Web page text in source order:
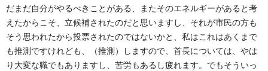
だまだ自分がやるべきことがある、またそのエネルギーがあると考
えたからこそ、立候補されたのだと思いますし、それが市民の方も
そう思われたから投票されたのではないかと、私はこれはあくまで
も推測ですけれども、（推測）しますので、首長については、やは
り大変な職でもありますし、苦労もあるし疲れます。でもそういっ